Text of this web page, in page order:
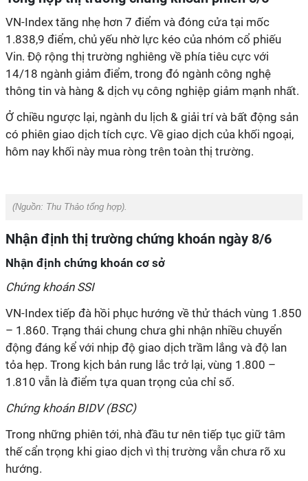
VN-Index tăng nhẹ hơn 7 điểm và đóng cửa tại mốc
1.838,9 điểm, chủ yếu nhờ lực kéo của nhóm cổ phiếu
Vin. Độ rộng thị trường nghiêng về phía tiêu cực với
14/18 ngành giảm điểm, trong đó ngành công nghệ
thông tin và hàng & dịch vụ công nghiệp giảm mạnh nhất.
Ở chiều ngược lại, ngành du lịch & giải trí và bất động sản
có phiên giao dịch tích cực. Về giao dịch của khối ngoại,
hôm nay khối này mua ròng trên toàn thị trường.
(Nguồn: Thu Thảo tổng hợp).
Nhận định thị trường chứng khoán ngày 8/6
Nhận định chứng khoán cơ sở
Chứng khoán SSI
VN-Index tiếp đà hồi phục hướng về thử thách vùng 1.850
– 1.860. Trạng thái chung chưa ghi nhận nhiều chuyển
động đáng kể với nhịp độ giao dịch trầm lắng và độ lan
tỏa hẹp. Trong kịch bản rung lắc trở lại, vùng 1.800 –
1.810 vẫn là điểm tựa quan trọng của chỉ số.
Chứng khoán BIDV (BSC)
Trong những phiên tới, nhà đầu tư nên tiếp tục giữ tâm
thế cẩn trọng khi giao dịch vì thị trường vẫn chưa rõ xu
hướng.